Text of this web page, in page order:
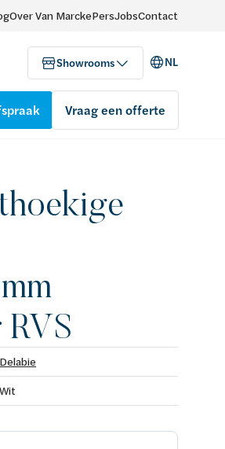
Over Van MarckePersJobsContact
Showrooms NL
Vraag een offerte
Delabie
Wit